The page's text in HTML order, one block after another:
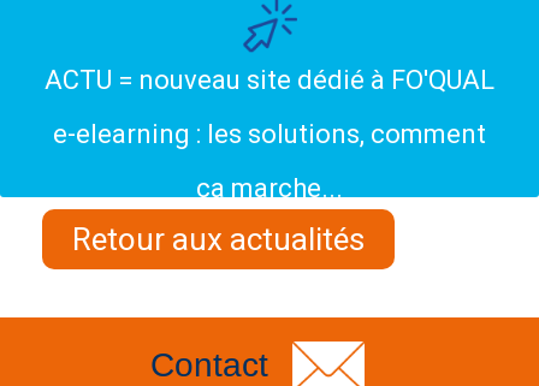
ACTU = nouveau site dédié à FO'QUAL
e-elearning : les solutions, comment
ça marche...
Retour aux actualités
Contact